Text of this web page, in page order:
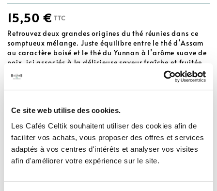
Ce site web utilise des cookies.
Les Cafés Celtik souhaitent utiliser des cookies afin de
faciliter vos achats, vous proposer des offres et services
adaptés à vos centres d'intérêts et analyser vos visites
afin d'améliorer votre expérience sur le site.
15,50 € TTC
Retrouvez deux grandes origines du thé réunies dans ce
somptueux mélange. Juste équilibre entre le thé d’Assam
au caractère boisé et le thé du Yunnan à l’arôme suave de
noix, ici associés à la délicieuse saveur fraîche et fruitée
de la bergamote de Calabre.
Quantité
AJOUTER AU PANIER Derniers articles en stock